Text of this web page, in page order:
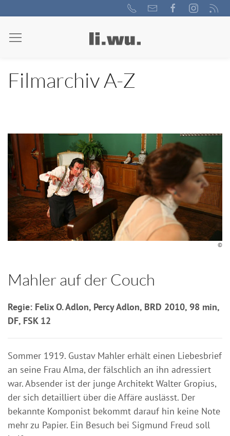
Filmarchiv A-Z
©
Mahler auf der Couch
Regie: Felix O. Adlon, Percy Adlon, BRD 2010, 98 min,
DF, FSK 12
Sommer 1919. Gustav Mahler erhält einen Liebesbrief
an seine Frau Alma, der fälschlich an ihn adressiert
war. Absender ist der junge Architekt Walter Gropius,
der sich detailliert über die Affäre auslässt. Der
bekannte Komponist bekommt darauf hin keine Note
mehr zu Papier. Ein Besuch bei Sigmund Freud soll